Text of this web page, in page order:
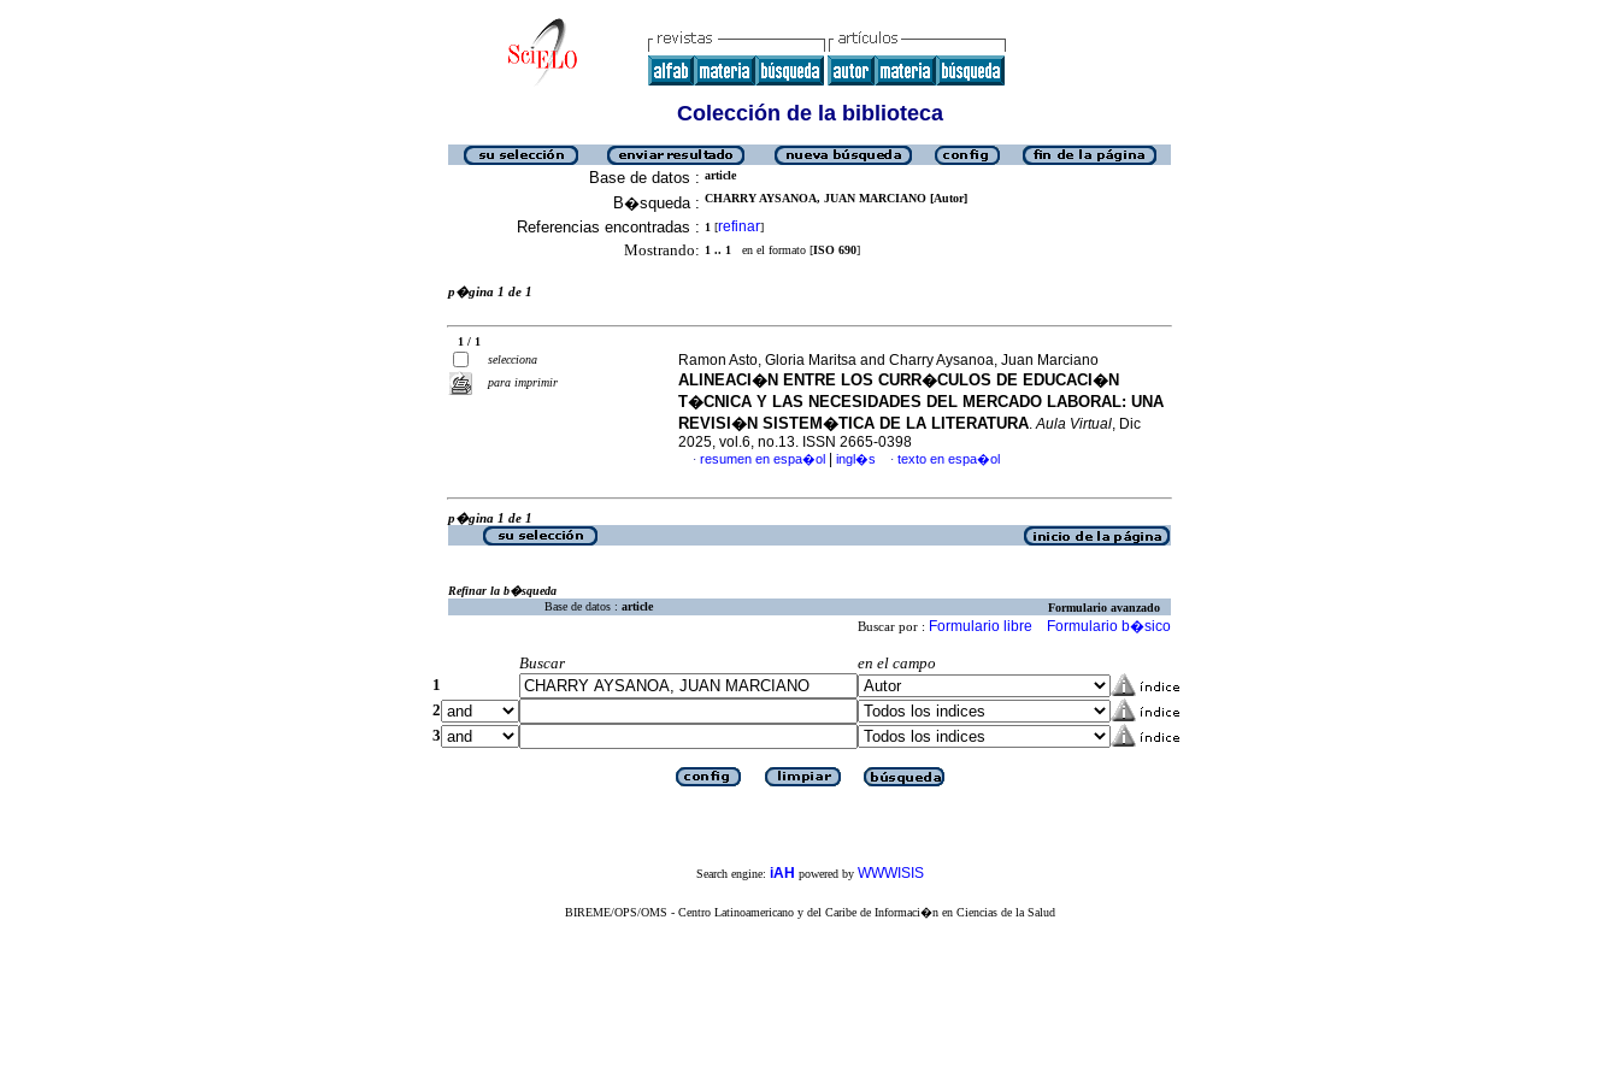
Colección de la biblioteca
Base de datos : article
B�squeda : CHARRY AYSANOA, JUAN MARCIANO [Autor]
Referencias encontradas : 1 [refinar]
Mostrando: 1 .. 1 en el formato [ISO 690]
p�gina 1 de 1
1 / 1
selecciona
para imprimir
Ramon Asto, Gloria Maritsa and Charry Aysanoa, Juan Marciano
ALINEACI�N ENTRE LOS CURR�CULOS DE EDUCACI�N
T�CNICA Y LAS NECESIDADES DEL MERCADO LABORAL: UNA
REVISI�N SISTEM�TICA DE LA LITERATURA.Aula Virtual, Dic
2025, vol.6, no.13. ISSN 2665-0398
· resumen en espa�ol ingl�s · texto en espa�ol
p�gina 1 de 1
Refinar la b�squeda
Base de datos : article Formulario avanzado
Buscar por : Formulario libre Formulario b�sico
Buscar
en el campo
1
2
3
Search engine: iAH powered by WWWISIS
BIREME/OPS/OMS - Centro Latinoamericano y del Caribe de Informaci�n en Ciencias de la Salud